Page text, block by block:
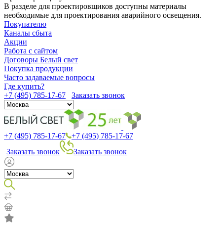
В разделе для проектировщиков доступны материалы
необходимые для проектирования аварийного освещения.
Покупателю
Каналы сбыта
Акции
Работа с сайтом
Договоры Белый свет
Покупка продукции
Часто задаваемые вопросы
Где купить?
+7 (495) 785-17-67
Заказать звонок
+7 (495) 785-17-67
+7 (495) 785-17-67
Заказать звонок
Заказать звонок